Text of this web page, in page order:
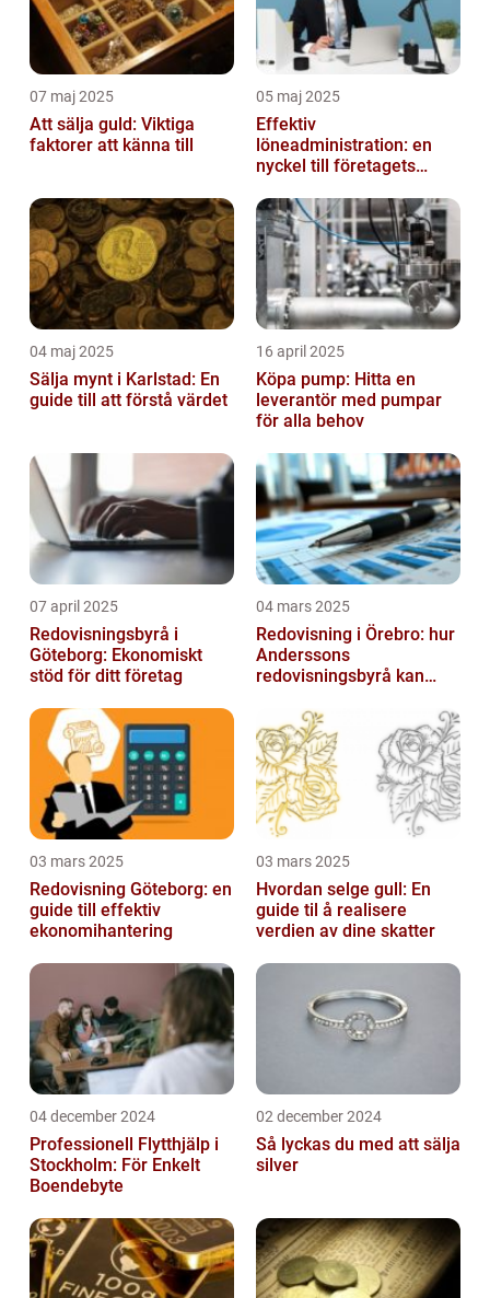
07 maj 2025
Att sälja guld: Viktiga
faktorer att känna till
05 maj 2025
Effektiv
löneadministration: en
nyckel till företagets
04 maj 2025
Sälja mynt i Karlstad: En
guide till att förstå värdet
16 april 2025
Köpa pump: Hitta en
leverantör med pumpar
för alla behov
07 april 2025
Redovisningsbyrå i
Göteborg: Ekonomiskt
stöd för ditt företag
04 mars 2025
Redovisning i Örebro: hur
Anderssons
redovisningsbyrå kan
03 mars 2025
Redovisning Göteborg: en
guide till effektiv
ekonomihantering
03 mars 2025
Hvordan selge gull: En
guide til å realisere
verdien av dine skatter
04 december 2024
Professionell Flytthjälp i
Stockholm: För Enkelt
Boendebyte
02 december 2024
Så lyckas du med att sälja
silver